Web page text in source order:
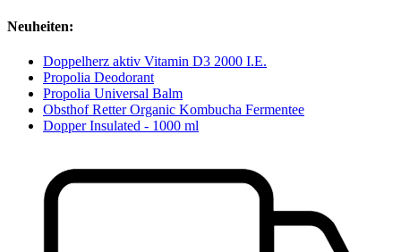
Neuheiten:
Doppelherz aktiv Vitamin D3 2000 I.E.
Propolia Deodorant
Propolia Universal Balm
Obsthof Retter Organic Kombucha Fermentee
Dopper Insulated - 1000 ml